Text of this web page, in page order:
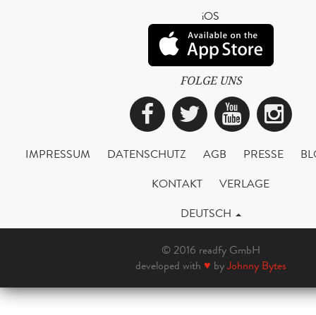
iOS
FOLGE UNS
Facebook
Twitter
IMPRESSUM DATENSCHUTZ AGB PRESSE
KONTAKT
VERLAGE
DEUTSCH
© 2016 readfy GmbH
developed with ♥ byJohnny Bytes